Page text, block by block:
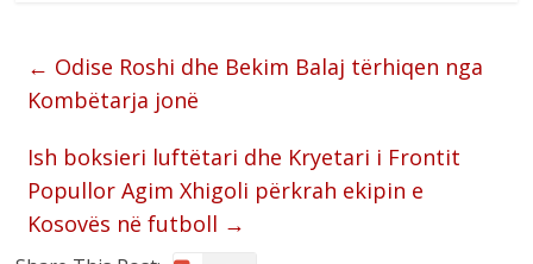
← Odise Roshi dhe Bekim Balaj tërhiqen nga
Kombëtarja jonë
Ish boksieri luftëtari dhe Kryetari i Frontit
Popullor Agim Xhigoli përkrah ekipin e
Kosovës në futboll →